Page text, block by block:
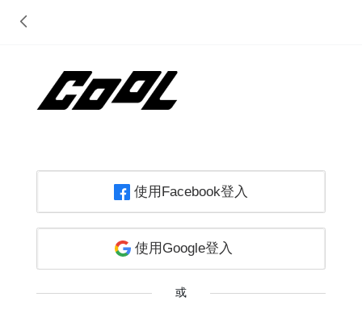
使用Facebook登入
使用Google登入
或